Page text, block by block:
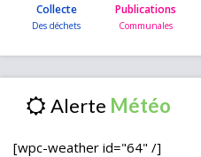
Collecte Publications
Alerte
[wpc-weather id="64" /]